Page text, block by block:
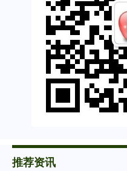
推荐资讯